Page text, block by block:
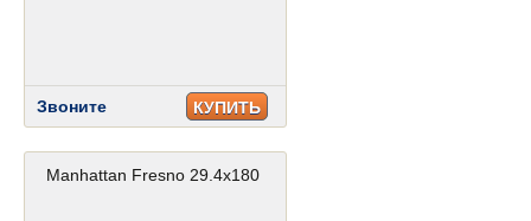
Звоните КУПИТЬ
Manhattan Fresno 29.4x180